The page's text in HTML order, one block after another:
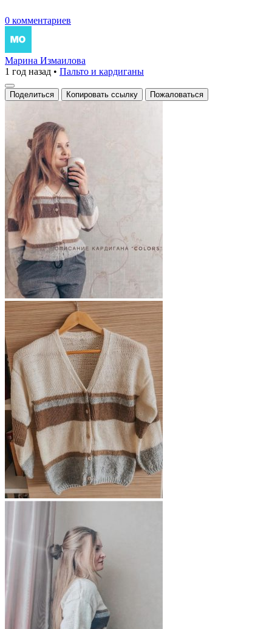
0 комментариев
Марина Измаилова
1 год назад • Пальто и кардиганы
Поделиться Копировать ссылку Пожаловаться